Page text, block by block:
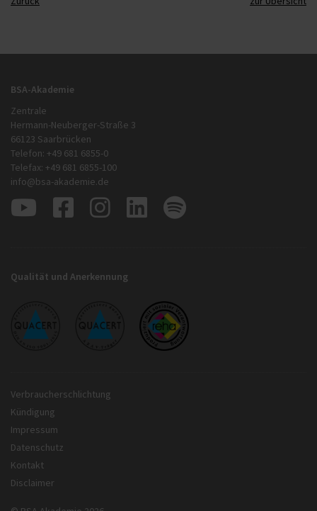
BSA-Akademie
Zentrale
Hermann-Neuberger-Straße 3
66123 Saarbrücken
Telefon: +49 681 6855-0
Telefax: +49 681 6855-100
info@bsa-akademie.de
Qualität und Anerkennung
Verbraucherschlichtung
Kündigung
Impressum
Datenschutz
Kontakt
Disclaimer